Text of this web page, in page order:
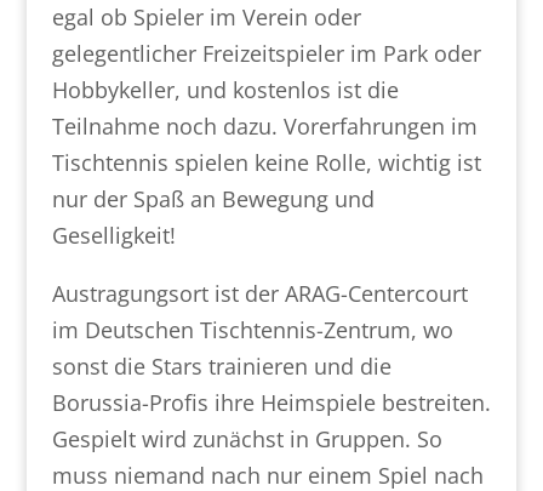
egal ob Spieler im Verein oder
gelegentlicher Freizeitspieler im Park oder
Hobbykeller, und kostenlos ist die
Teilnahme noch dazu. Vorerfahrungen im
Tischtennis spielen keine Rolle, wichtig ist
nur der Spaß an Bewegung und
Geselligkeit!
Austragungsort ist der ARAG-Centercourt
im Deutschen Tischtennis-Zentrum, wo
sonst die Stars trainieren und die
Borussia-Profis ihre Heimspiele bestreiten.
Gespielt wird zunächst in Gruppen. So
muss niemand nach nur einem Spiel nach